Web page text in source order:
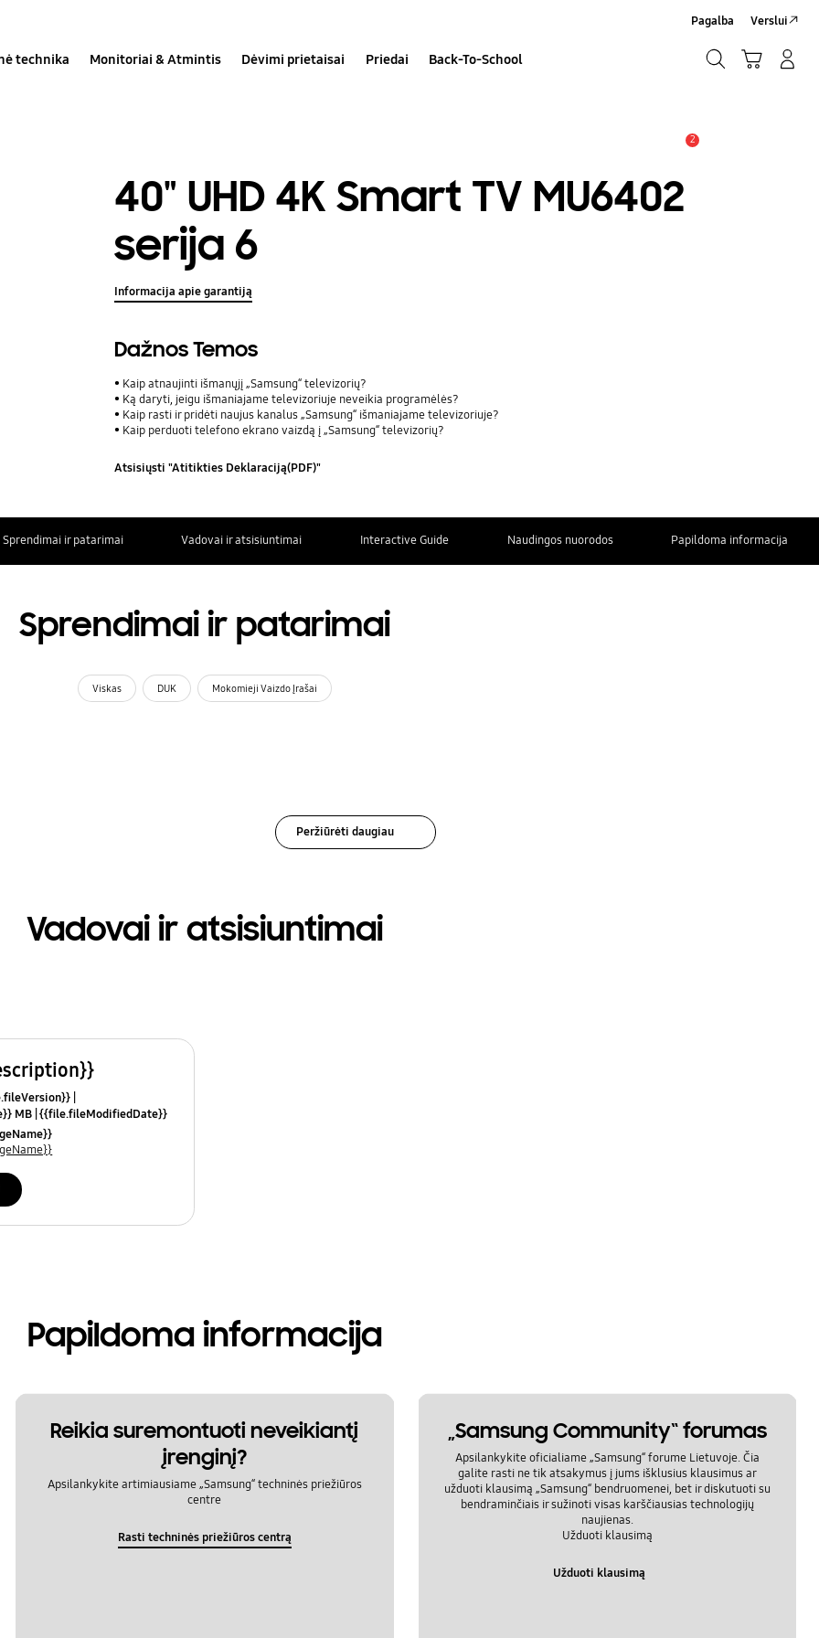
technika Monitoriai & Atmintis Dėvimi prietaisai Priedai Back-To-School
Pagalba Verslui
2
40" UHD 4K Smart TV MU6402
serija 6
Informacija apie garantiją
Dažnos Temos
Kaip atnaujinti išmanųjį „Samsung“ televizorių?
Ką daryti, jeigu išmaniajame televizoriuje neveikia programėlės?
Kaip rasti ir pridėti naujus kanalus „Samsung“ išmaniajame televizoriuje?
Kaip perduoti telefono ekrano vaizdą į „Samsung“ televizorių?
Atsisiųsti "Atitikties Deklaraciją(PDF)"
Sprendimai ir patarimai Vadovai ir atsisiuntimai Interactive Guide Naudingos nuorodos Papildoma informacija
Sprendimai ir patarimai
Viskas DUK Mokomieji Vaizdo Įrašai
Peržiūrėti daugiau
Vadovai ir atsisiuntimai
MB {{file.fileModifiedDate}}
Papildoma informacija
Reikia suremontuoti neveikiantį
įrenginį?
Apsilankykite artimiausiame „Samsung“ techninės priežiūros
centre
Rasti techninės priežiūros centrą
„Samsung Community“ forumas
Apsilankykite oficialiame „Samsung“ forume Lietuvoje. Čia
galite rasti ne tik atsakymus į jums išklusius klausimus ar
užduoti klausimą „Samsung“ bendruomenei, bet ir diskutuoti su
bendraminčiais ir sužinoti visas karščiausias technologijų
naujienas.
Užduoti klausimą
Užduoti klausimą